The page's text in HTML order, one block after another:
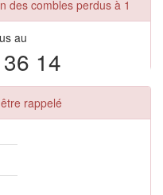
des combles perdus à 1
au
14
rappelé